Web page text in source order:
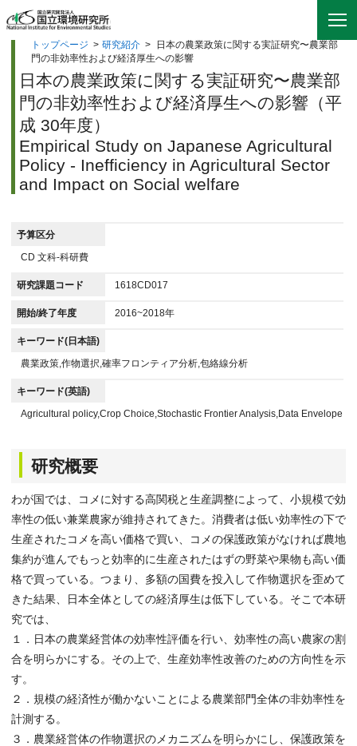
トップページ > 研究紹介 >
日本の農業政策に関する実証研究〜農業部
門の非効率性および経済厚生への影響
日本の農業政策に関する実証研究〜農業部
門の非効率性および経済厚生への影響（平
成 30年度）
Empirical Study on Japanese Agricultural
Policy - Inefficiency in Agricultural Sector
and Impact on Social welfare
予算区分
CD 文科-科研費
研究課題コード 1618CD017
開始/終了年度 2016~2018年
キーワード(日本語)
農業政策,作物選択,確率フロンティア分析,包絡線分析
キーワード(英語)
Agricultural policy,Crop Choice,Stochastic Frontier Analysis,Data Envelope
研究概要
わが国では、コメに対する高関税と生産調整によって、小規模で効
率性の低い兼業農家が維持されてきた。消費者は低い効率性の下で
生産されたコメを高い価格で買い、コメの保護政策がなければ農地
集約が進んでもっと効率的に生産されたはずの野菜や果物も高い価
格で買っている。つまり、多額の国費を投入して作物選択を歪めて
きた結果、日本全体としての経済厚生は低下している。そこで本研
究では、
１．日本の農業経営体の効率性評価を行い、効率性の高い農家の割
合を明らかにする。その上で、生産効率性改善のための方向性を示
す。
２．規模の経済性が働かないことによる農業部門全体の非効率性を
計測する。
３．農業経営体の作物選択のメカニズムを明らかにし、保護政策を